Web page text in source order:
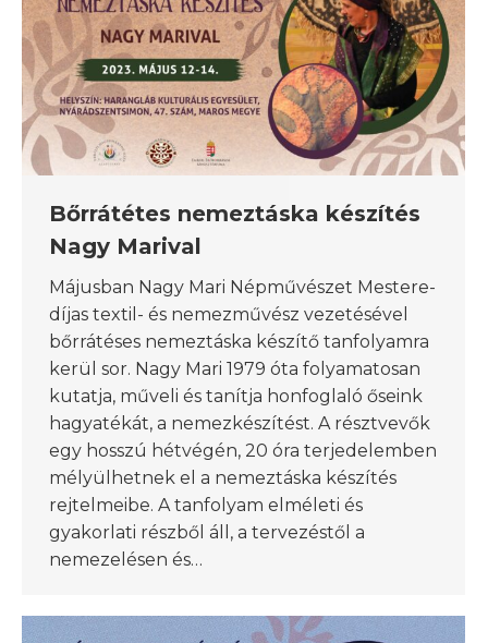
Bőrrátétes nemeztáska készítés
Nagy Marival
Májusban Nagy Mari Népművészet Mestere-
díjas textil- és nemezművész vezetésével
bőrrátéses nemeztáska készítő tanfolyamra
kerül sor. Nagy Mari 1979 óta folyamatosan
kutatja, műveli és tanítja honfoglaló őseink
hagyatékát, a nemezkészítést. A résztvevők
egy hosszú hétvégén, 20 óra terjedelemben
mélyülhetnek el a nemeztáska készítés
rejtelmeibe. A tanfolyam elméleti és
gyakorlati részből áll, a tervezéstől a
nemezelésen és…